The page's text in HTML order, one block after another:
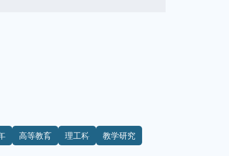
高等教育 理工科 教学研究